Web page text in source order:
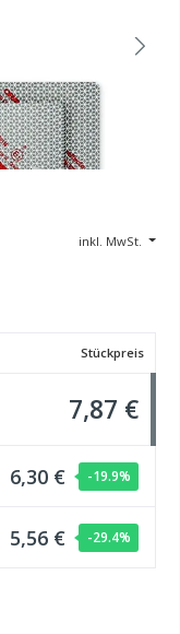
inkl. MwSt.
Stückpreis
7,87 €
6,30 € -19.9%
5,56 € -29.4%